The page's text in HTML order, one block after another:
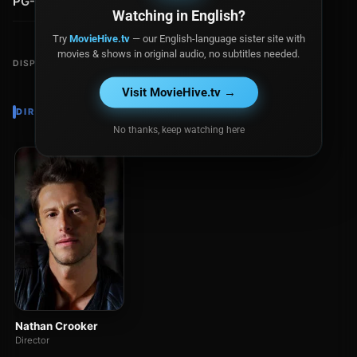
DISPONIBLE EN
DIRECTOR
Nathan Crooker
Director
Watching in English?
Try MovieHive.tv— our English-language sister site with
movies & shows in original audio, no subtitles needed.
Visit MovieHive.tv →
No thanks, keep watching here